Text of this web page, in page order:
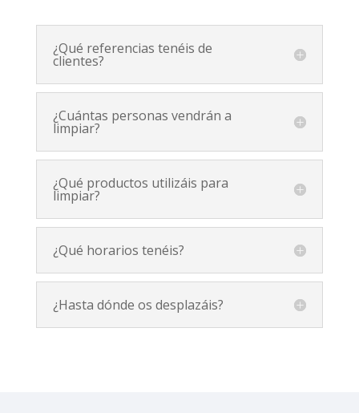
¿Qué referencias tenéis de
clientes?
¿Cuántas personas vendrán a
limpiar?
¿Qué productos utilizáis para
limpiar?
¿Qué horarios tenéis?
¿Hasta dónde os desplazáis?